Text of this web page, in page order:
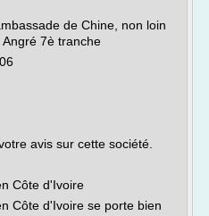
de Chine, non loin
7è tranche
avis sur cette société.
Côte d'Ivoire
Côte d'Ivoire se porte bien